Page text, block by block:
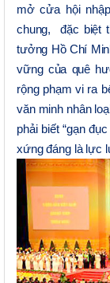
mở cửa hội
chung, đặc biệt
tưởng Hồ Chí
vững của quê
rộng phạm vi ra
văn minh nhân
phải biết “gạn
xứng đáng là lực